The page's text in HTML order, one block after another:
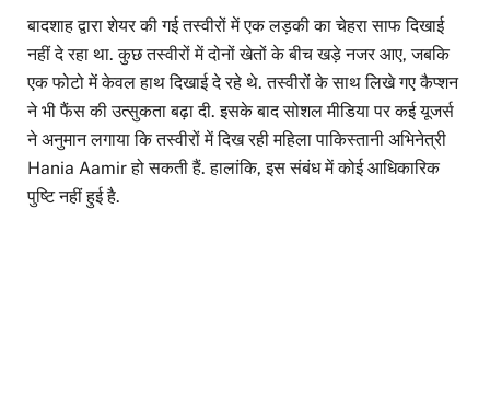
बादशाह द्वारा शेयर की गई तस्वीरों में एक लड़की का चेहरा साफ दिखाई
नहीं दे रहा था. कुछ तस्वीरों में दोनों खेतों के बीच खड़े नजर आए, जबकि
एक फोटो में केवल हाथ दिखाई दे रहे थे. तस्वीरों के साथ लिखे गए कैप्शन
ने भी फैंस की उत्सुकता बढ़ा दी. इसके बाद सोशल मीडिया पर कई यूजर्स
ने अनुमान लगाया कि तस्वीरों में दिख रही महिला पाकिस्तानी अभिनेत्री
Hania Aamir हो सकती हैं. हालांकि, इस संबंध में कोई आधिकारिक
पुष्टि नहीं हुई है.